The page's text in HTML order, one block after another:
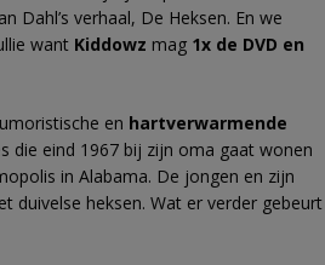
Dahl’s verhaal, De Heksen. En we
want Kiddowz mag 1x de DVD en
en hartverwarmende
die eind 1967 bij zijn oma gaat wonen
in Alabama. De jongen en zijn
duivelse heksen. Wat er verder gebeurt